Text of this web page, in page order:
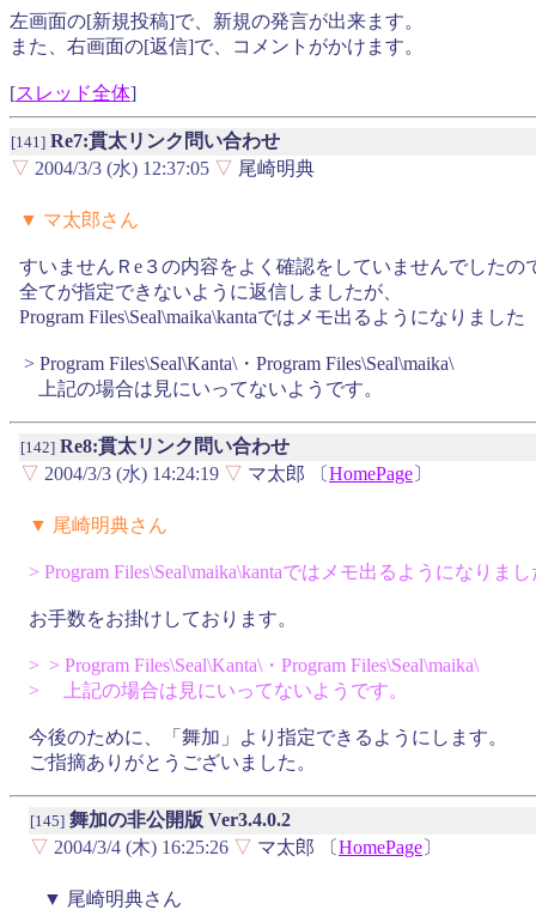
左画面の[新規投稿]で、新規の発言が出来ます。
また、右画面の[返信]で、コメントがかけます。
[スレッド全体]
[141] Re7:貫太リンク問い合わせ
▽ 2004/3/3 (水) 12:37:05 ▽ 尾崎明典
▼ マ太郎さん
すいませんＲe３の内容をよく確認をしていませんでしたの
全てが指定できないように返信しましたが、
Program Files\Seal\maika\kantaではメモ出るようになりました
> Program Files\Seal\Kanta\・Program Files\Seal\maika\
上記の場合は見にいってないようです。
[142] Re8:貫太リンク問い合わせ
▽ 2004/3/3 (水) 14:24:19 ▽ マ太郎 〔HomePage〕
▼ 尾崎明典さん
> Program Files\Seal\maika\kantaではメモ出るようになりまし
お手数をお掛けしております。
> > Program Files\Seal\Kanta\・Program Files\Seal\maika\
> 上記の場合は見にいってないようです。
今後のために、「舞加」より指定できるようにします。
ご指摘ありがとうございました。
[145] 舞加の非公開版 Ver3.4.0.2
▽ 2004/3/4 (木) 16:25:26 ▽ マ太郎 〔HomePage〕
▼ 尾崎明典さん